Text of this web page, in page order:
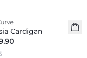
Cardigan